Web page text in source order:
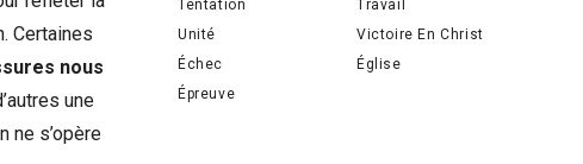
Certaines
nous
une
ne s’opère
Tentation
Travail
Unité
Victoire En Christ
Échec
Église
Épreuve